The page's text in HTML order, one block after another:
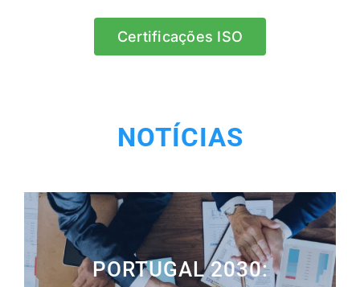
Certificações ISO
NOTÍCIAS
PORTUGAL 2030: